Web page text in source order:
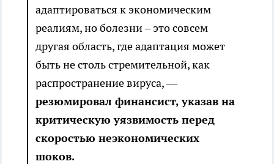
адаптироваться к экономическим
реалиям, но болезни – это совсем
другая область, где адаптация может
быть не столь стремительной, как
распространение вируса, —
резюмировал финансист, указав на
критическую уязвимость перед
скоростью неэкономических
шоков.